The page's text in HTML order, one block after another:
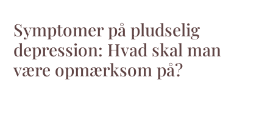
Symptomer på pludselig
depression: Hvad skal man
være opmærksom på?